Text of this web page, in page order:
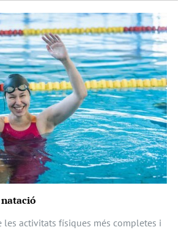
natació
les activitats físiques més completes i